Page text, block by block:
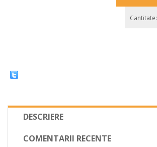
Cantitate:
DESCRIERE
COMENTARII RECENTE